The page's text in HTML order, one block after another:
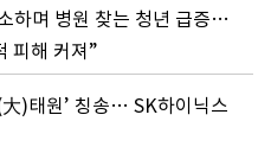
하며 병원 찾는 청년 급증…
피해 커져”
)태원’ 칭송… SK하이닉스